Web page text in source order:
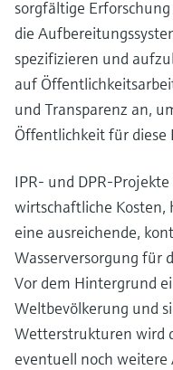
sorgfältige
die
spezifizieren und
auf
und Transparenz an,
Öffentlichkeit für diese
IPR- und DPR-
wirtschaftliche Kosten,
eine ausreichende,
Wasserversorgung für
Vor dem Hintergrund
Weltbevölkerung und
Wetterstrukturen wird
eventuell noch